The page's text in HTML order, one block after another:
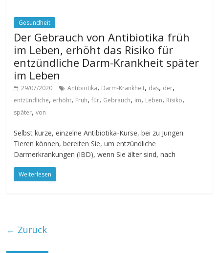
Gesundheit
Der Gebrauch von Antibiotika früh
im Leben, erhöht das Risiko für
entzündliche Darm-Krankheit später
im Leben
29/07/2020 Antibiotika, Darm-Krankheit, das, der,
entzündliche, erhöht, Früh,für, Gebrauch, im, Leben, Risiko,
später,von
Selbst kurze, einzelne Antibiotika-Kurse, bei zu Jungen
Tieren können, bereiten Sie, um entzündliche
Darmerkrankungen (IBD), wenn Sie älter sind, nach
Weiterlesen
← Zurück